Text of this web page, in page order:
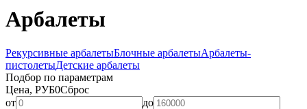
Арбалеты
Рекурсивные арбалетыБлочные арбалетыАрбалеты-
пистолетыДетские арбалеты
Подбор по параметрам
Цена, РУБ0Сброс
от
до